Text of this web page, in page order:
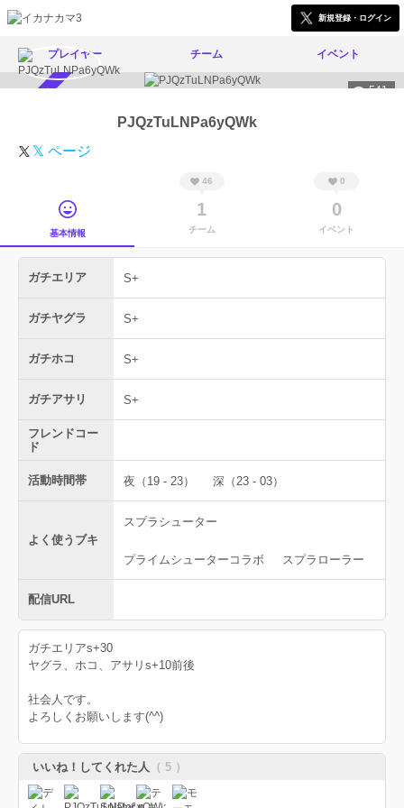
新規登録・ログイン
プレイヤー チーム イベント
541
PJQzTuLNPa6yQWk
𝕏 ページ
基本情報
46
1
チーム
0
0
イベント
ガチエリア S+
ガチヤグラ S+
ガチホコ S+
ガチアサリ S+
フレンドコー
ド
活動時間帯 夜（19 - 23） 深（23 - 03）
よく使うブキ
スプラシューター
プライムシューターコラボ スプラローラー
配信URL
ガチエリアs+30
ヤグラ、ホコ、アサリs+10前後
社会人です。
よろしくお願いします(^^)
いいね！してくれた人 （ 5 ）